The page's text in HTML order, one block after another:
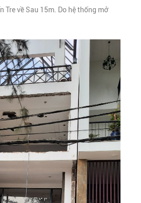
Tre về Sau 15m. Do hệ thống mở